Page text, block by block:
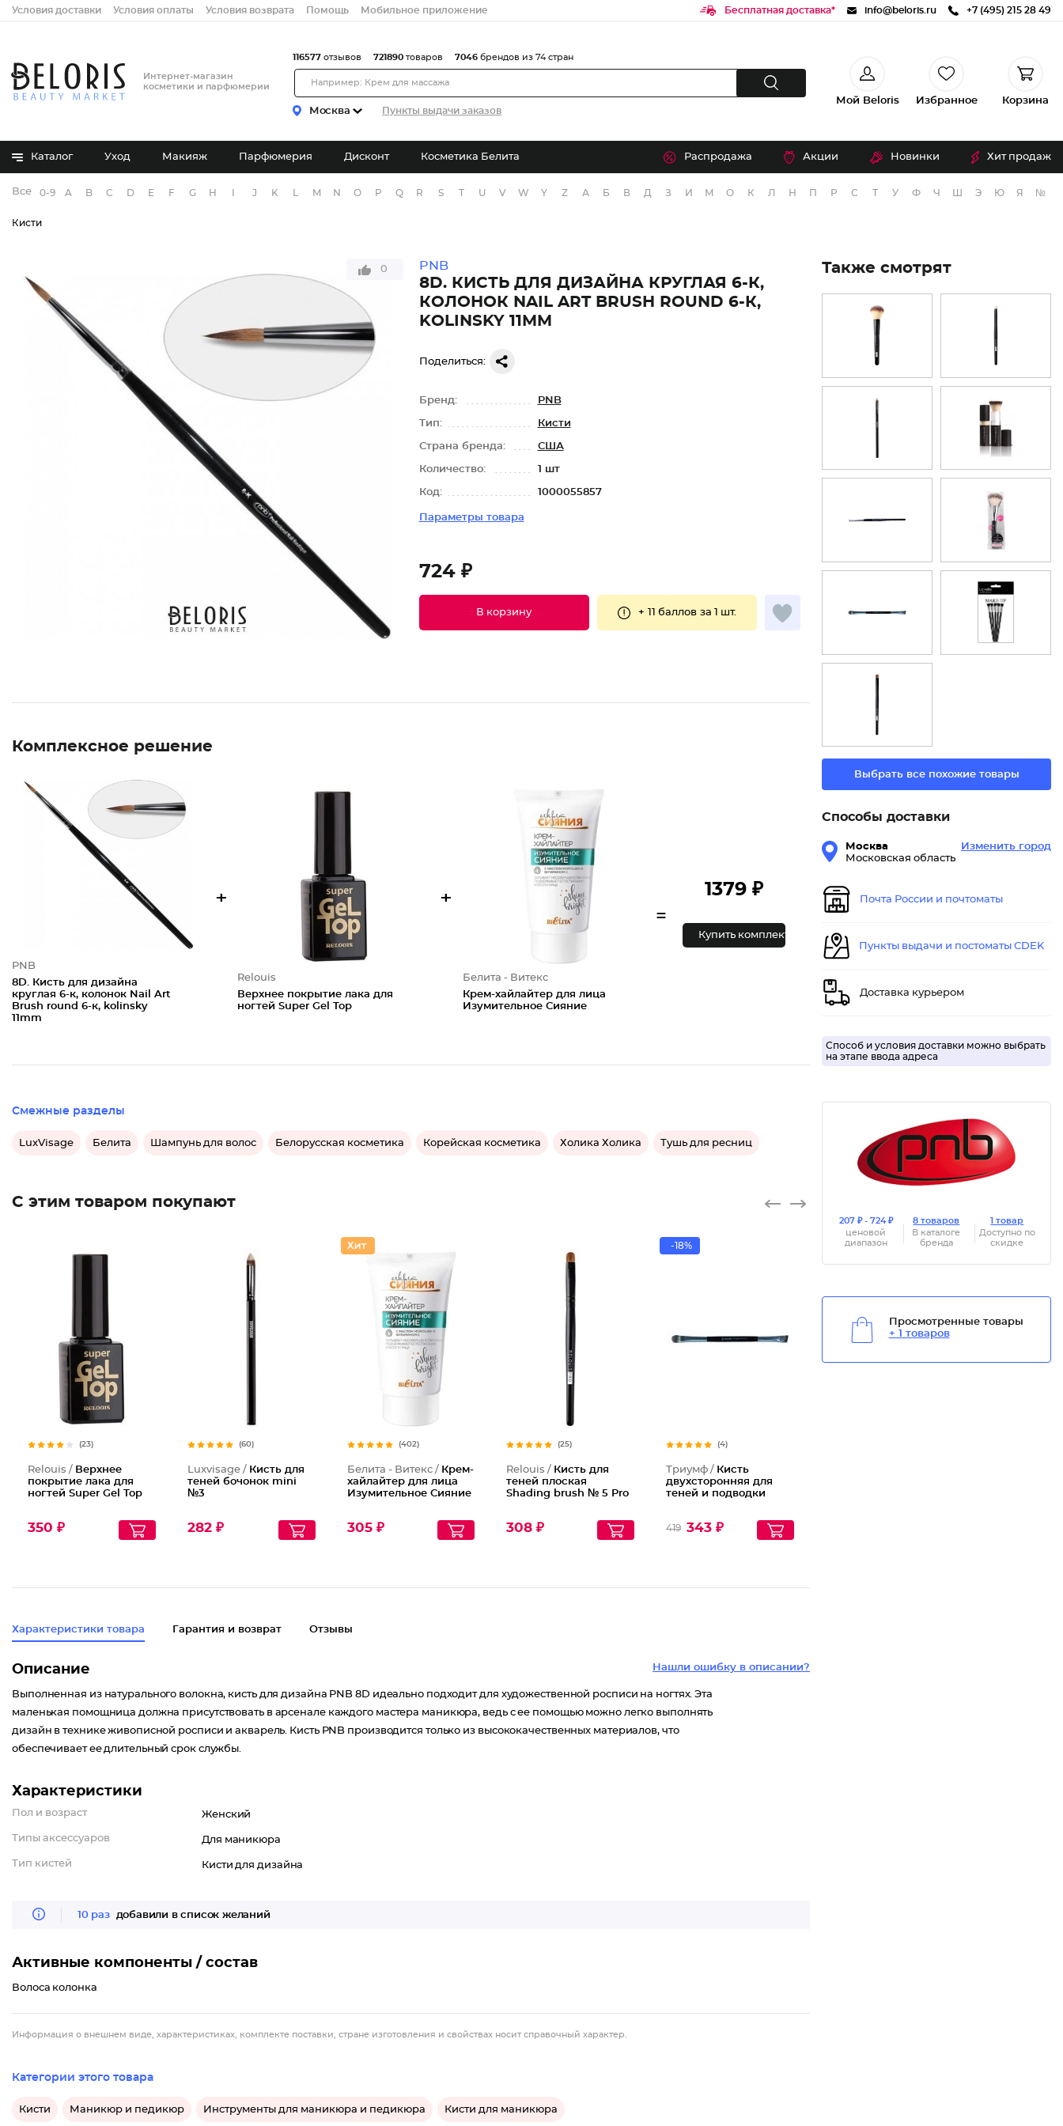
Условия доставки Условия оплаты Условия возврата Помощь Мобильное приложение Бесплатная доставка* info@beloris.ru +7 (495) 215 28 49
Интернет-магазин
косметики и парфюмерии
Москва Пункты выдачи заказов
116577 отзывов 721890 товаров 7046 брендов из 74 стран
Мой Beloris Избранное Корзина
Каталог Уход Макияж Парфюмерия Дисконт Косметика Белита Распродажа Акции Новинки Хит продаж
Все бренды
0-9 A B C D E F G H J K M N O P Q R S T U V W Y Z А Б В Д З И М О К Л Н П Р С Т У Ф Ч Э Ю Я №
Кисти
0 PNB
8D. КИСТЬ ДЛЯ ДИЗАЙНА КРУГЛАЯ 6-К,
КОЛОНОК NAIL ART BRUSH ROUND 6-К,
KOLINSKY 11MM
Поделиться:
Бренд: PNB
Тип: Кисти
Страна бренда: США
Количество: 1 шт
Код: 1000055857
Параметры товара
724 ₽
В корзину + 11 баллов за 1 шт.
Комплексное решение
PNB
8D. Кисть для дизайна
круглая 6-к, колонок Nail Art
Brush round 6-к, kolinsky
11mm
+
Relouis
Верхнее покрытие лака для
ногтей Super Gel Top
+
Белита - Витекс
Крем-хайлайтер для лица
Изумительное Сияние
=
1379 ₽
Купить комплект
Смежные разделы
LuxVisage Белита Шампунь для волос Белорусская косметика Корейская косметика Холика Холика Тушь для ресниц
С этим товаром покупают
(23)
Relouis / Верхнее
покрытие лака для
ногтей Super Gel Top
350 ₽
(60)
Luxvisage / Кисть для
теней бочонок mini
№3
282 ₽
(402)
Белита - Витекс / Крем-
хайлайтер для лица
Изумительное Сияние
305 ₽
(25)
Relouis / Кисть для
теней плоская
Shading brush № 5 Pro
308 ₽
-18%
(4)
Триумф / Кисть
двухсторонняя для
теней и подводки
419 343 ₽
Характеристики товара Гарантия и возврат Отзывы
Нашли ошибку в описании?
Описание
Выполненная из натурального волокна, кисть для дизайна PNB 8D идеально подходит для художественной росписи на ногтях. Эта
маленькая помощница должна присутствовать в арсенале каждого мастера маникюра, ведь с ее помощью можно легко выполнять
дизайн в технике живописной росписи и акварель. Кисть PNB производится только из высококачественных материалов, что
обеспечивает ее длительный срок службы.
Характеристики
Пол и возраст Женский
Типы аксессуаров Для маникюра
Тип кистей Кисти для дизайна
10 раз добавили в список желаний
Активные компоненты / состав
Волоса колонка
Информация о внешнем виде, характеристиках, комплекте поставки, стране изготовления и свойствах носит справочный характер.
Также смотрят
Выбрать все похожие товары
Способы доставки
Москва
Московская область
Изменить город
Почта России и почтоматы
Пункты выдачи и постоматы CDEK
Доставка курьером
Способ и условия доставки можно выбрать
на этапе ввода адреса
207 ₽ - 724 ₽
ценовой
диапазон
8 товаров
В каталоге
бренда
1 товар
Доступно по
скидке
Просмотренные товары
+ 1 товаров
Категории этого товара
Кисти Маникюр и педикюр Инструменты для маникюра и педикюра Кисти для маникюра